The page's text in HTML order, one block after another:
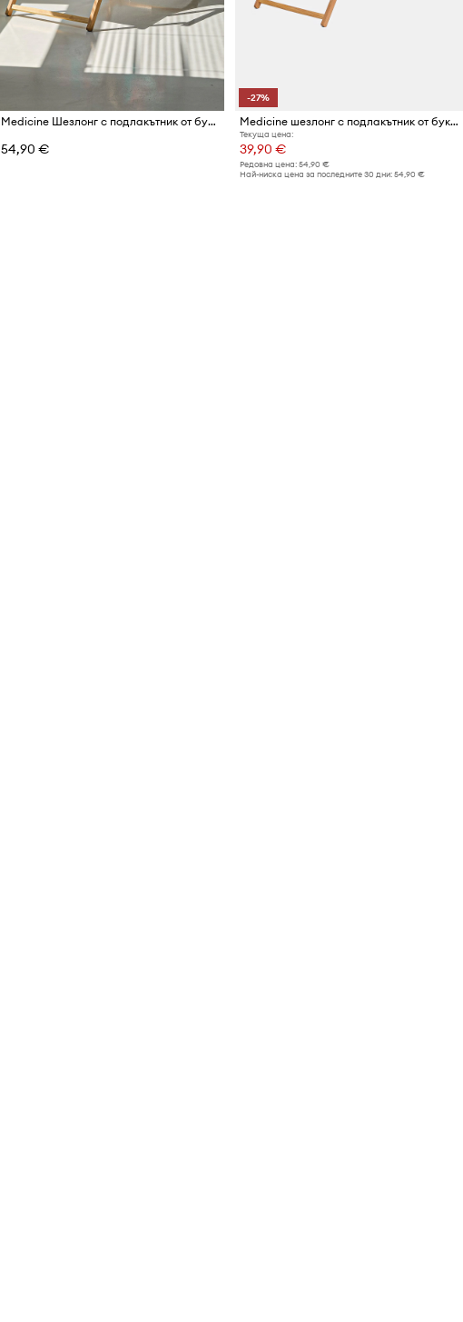
Medicine Шезлонг с подлакътник от букова дървесина
54,90 €
-27%
Medicine шезлонг с подлакътник от букова дървесина
Текуща цена:
39,90 €
Редовна цена: 54,90 €
Най-ниска цена за последните 30 дни: 54,90 €